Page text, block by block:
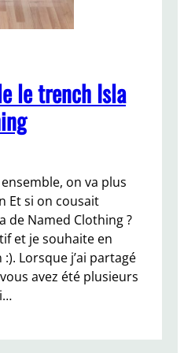
le trench Isla
on va plus
Et si on cousait
de Named Clothing ?
et je souhaite en
Lorsque j’ai partagé
avez été plusieurs